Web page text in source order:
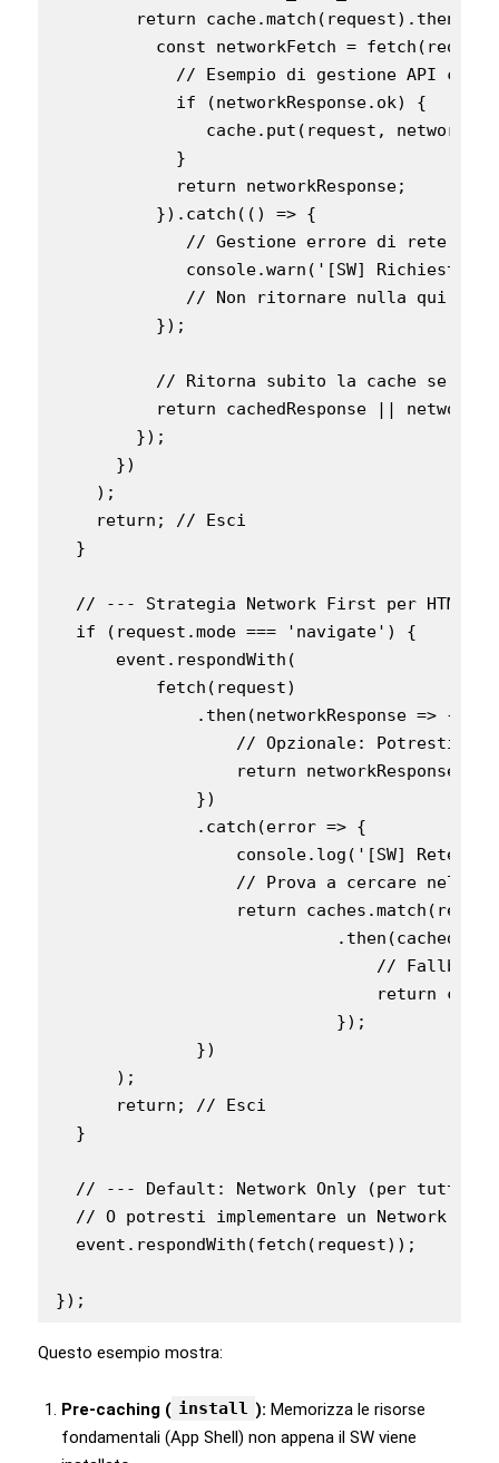
return
const networkFetch =
// Esempio di gestione API con
            if (networkResponse.ok) {
cache.put(request,
            }
            return networkResponse;
          }).catch(() => {
// Gestione errore di rete
console.warn('[SW] Richiesta
// Non ritornare nulla qui se
          });
// Ritorna subito la cache se
return cachedResponse ||
        });
      })
    );
    return; // Esci
  }
// --- Strategia Network First per HTML
  if (request.mode === 'navigate') {
      event.respondWith(
          fetch(request)
              .then(networkResponse => {
// Opzionale: Potresti
                  return networkResponse;
              })
              .catch(error => {
console.log('[SW] Rete
// Prova a cercare nella
return
// Fallback
return
                            });
              })
      );
      return; // Esci
  }
// --- Default: Network Only (per tutto
// O potresti implementare un Network
  event.respondWith(fetch(request));
});
Questo esempio mostra:
Pre-caching ( install ): Memorizza le risorse
fondamentali (App Shell) non appena il SW viene